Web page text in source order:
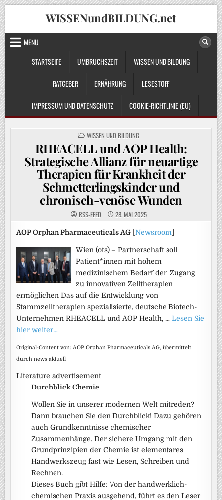
Skip
to
content
WISSENundBILDUNG.net
MENU
STARTSEITE
UMBRUCHSZEIT WISSEN UND BILDUNG
RATGEBER ERNÄHRUNG LESESTOFF
IMPRESSUM UND DATENSCHUTZ COOKIE-RICHTLINIE (EU)
POSTED
IN
WISSEN UND BILDUNG
RHEACELL und AOP Health:
Strategische Allianz für neuartige
Therapien für Krankheit der
Schmetterlingskinder und
chronisch-venöse Wunden
RSS-FEED 28. MAI 2025
AOP Orphan Pharmaceuticals AG [Newsroom
Wien (ots) – Partnerschaft soll
Patient*innen mit hohem
medizinischem Bedarf den Zugang
zu innovativen Zelltherapien
ermöglichen Das auf die Entwicklung von
Stammzelltherapien spezialisierte, deutsche Biotech-
Unternehmen RHEACELL und AOP Health, …Lesen Sie
hier weiter…
Original-Content von: AOP Orphan Pharmaceuticals AG, übermittelt
durch news aktuell
Literature advertisement
Durchblick Chemie
Wollen Sie in unserer modernen Welt mitreden?
Dann brauchen Sie den Durchblick! Dazu gehören
auch Grundkenntnisse chemischer
Zusammenhänge. Der sichere Umgang mit den
Grundprinzipien der Chemie ist elementares
Handwerkszeug fast wie Lesen, Schreiben und
Rechnen.
Dieses Buch gibt Hilfe: Von der handwerklich-
chemischen Praxis ausgehend, führt es den Leser